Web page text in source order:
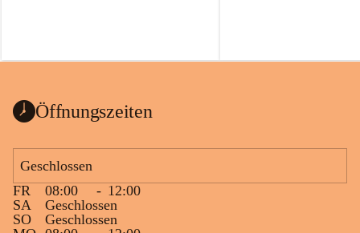
Wanduhr (!) benutzt und musste
Das Gemeindeamt freut sich sehr über die
Spende >lesenswerter< Bücher und
vorsortiert in die Bücherzelle eingeräumt
werden können.
Gleichzeitig möchten wir uns bei all Jenen
Gesundheit, Gelassenheit
Öffnungszeiten
Geschlossen
FR
08:00 - 12:00
SA
Geschlossen
SO
Geschlossen